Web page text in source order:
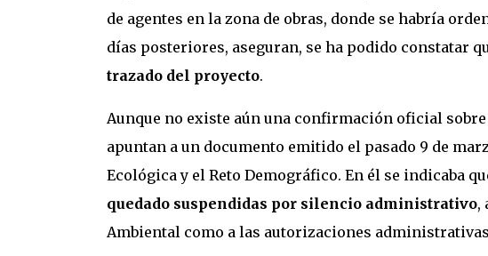
de agentes en la zona de obras, donde se habría
días posteriores, aseguran, se ha podido constatar
trazado del proyecto.
Aunque no existe aún una confirmación oficial
apuntan a un documento emitido el pasado 9 de
Ecológica y el Reto Demográfico. En él se indicaba
quedado suspendidas por silencio administrativo,
Ambiental como a las autorizaciones